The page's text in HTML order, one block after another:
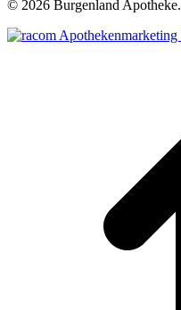
© 2026 Burgenland Apotheke.